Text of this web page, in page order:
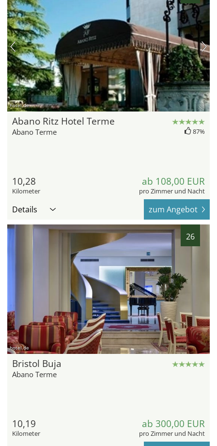
hotel.de
Abano Ritz Hotel Terme
Abano Terme 87%
10,28
Kilometer
ab 108,00 EUR
pro Zimmer und Nacht
Details zum Angebot
26
hotel.de
Bristol Buja
Abano Terme
10,19
Kilometer
ab 300,00 EUR
pro Zimmer und Nacht